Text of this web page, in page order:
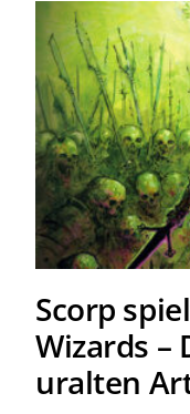
Scorp
Scorp
Wizards –
uralten